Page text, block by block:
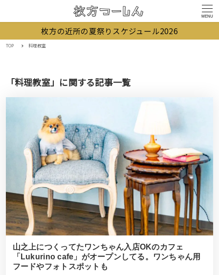
MENU
枚方の近所の夏祭りスケジュール2026
TOP 料理教室
「料理教室」に関する記事一覧
山之上につくってたワンちゃん入店OKのカフェ
「Lukurino cafe」がオープンしてる。ワンちゃん用
フードやフォトスポットも